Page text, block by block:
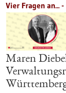
Vier Fragen an... -
Maren